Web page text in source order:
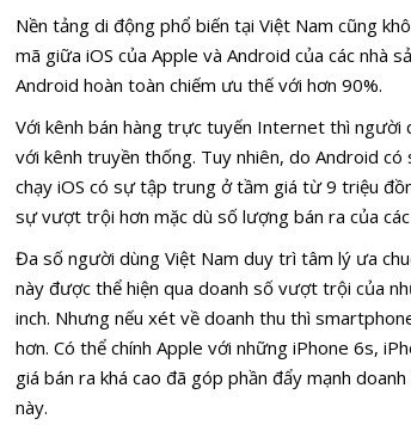
Nền tảng di động phổ biến tại Việt Nam cũng
mã giữa iOS của Apple và Android của các nhà
Android hoàn toàn chiếm ưu thế với hơn 90%.
Với kênh bán hàng trực tuyến Internet thì người
với kênh truyền thống. Tuy nhiên, do Android
chạy iOS có sự tập trung ở tầm giá từ 9 triệu
sự vượt trội hơn mặc dù số lượng bán ra của
Đa số người dùng Việt Nam duy trì tâm lý ưa
này được thể hiện qua doanh số vượt trội của
inch. Nhưng nếu xét về doanh thu thì
hơn. Có thể chính Apple với những iPhone 6s,
giá bán ra khá cao đã góp phần đẩy mạnh
này.